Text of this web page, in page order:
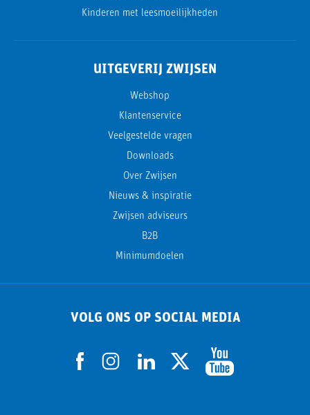
Kinderen met leesmoeilijkheden
UITGEVERIJ ZWIJSEN
Webshop
Klantenservice
Veelgestelde vragen
Downloads
Over Zwijsen
Nieuws & inspiratie
Zwijsen adviseurs
B2B
Minimumdoelen
VOLG ONS OP SOCIAL MEDIA